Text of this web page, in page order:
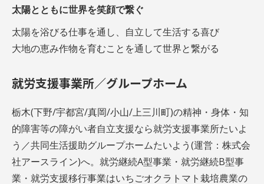
太陽とともに世界を笑顔で繋ぐ
太陽を浴びる仕事を通し、自立して生活する喜び
大地の恵み作物を育むことを通して世界と繋がる
就労支援事業所／グループホーム
栃木(下野/宇都宮/真岡/小山/上三川町)の精神・身体・知
的障害等の障がい者自立支援なら就労支援事業所たいよ
う／共同生活援助グループホームたいよう(運営：株式会
社アースライン)へ。就労継続A型事業・就労継続B型事
業・就労支援移行事業はいちごオクラトマト栽培農業の